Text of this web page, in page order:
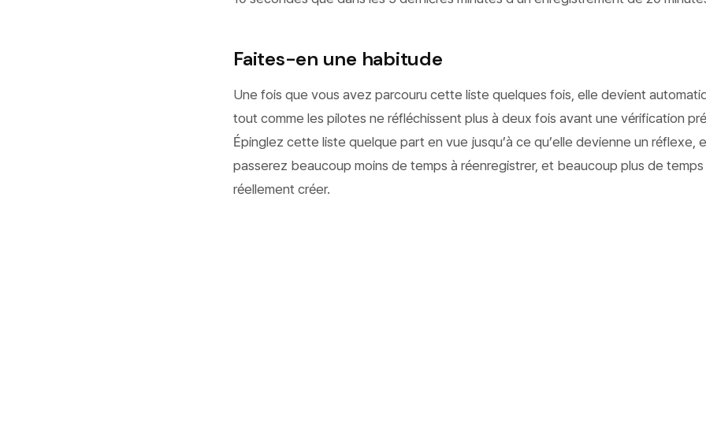
Faites-en une habitude
Une fois que vous avez parcouru cette liste quelques fois, elle devient
tout comme les pilotes ne réfléchissent plus à deux fois avant une vérification
Épinglez cette liste quelque part en vue jusqu’à ce qu’elle devienne un réflexe,
passerez beaucoup moins de temps à réenregistrer, et beaucoup plus de temps
réellement créer.